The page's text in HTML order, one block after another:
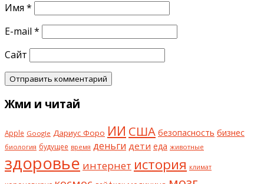
Имя *
E-mail *
Сайт
Жми и читай
Apple Google Дариус Форо ИИ США безопасность бизнес
биология будущее время деньги дети еда животные
здоровье интернет история климат